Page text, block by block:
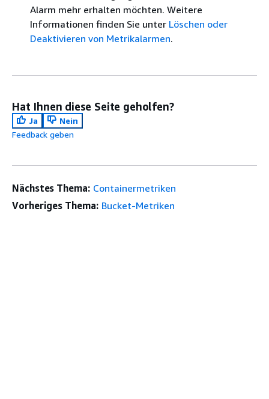
Alarm mehr erhalten möchten. Weitere
Informationen finden Sie unter Löschen oder
Deaktivieren von Metrikalarmen.
Hat Ihnen diese Seite geholfen?
Ja
Nein
Feedback geben
Nächstes Thema: Containermetriken
Vorheriges Thema: Bucket-Metriken